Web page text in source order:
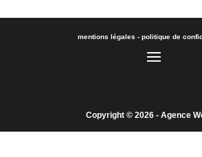
mentions légales - politique de
Copyright © 2026 - Agence